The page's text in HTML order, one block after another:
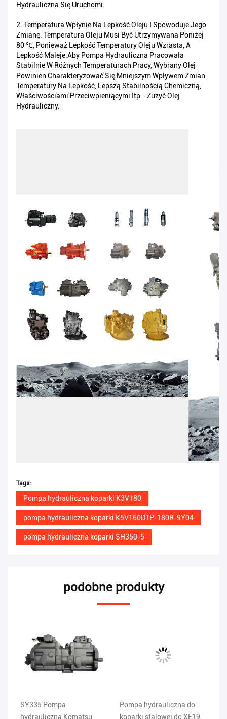
Hydrauliczna Się Uruchomi.
2. Temperatura Wpłynie Na Lepkość Oleju I Spowoduje Jego
Zmianę. Temperatura Oleju Musi Być Utrzymywana Poniżej
80 ℃, Ponieważ Lepkość Temperatury Oleju Wzrasta, A
Lepkość Maleje.Aby Pompa Hydrauliczna Pracowała
Stabilnie W Różnych Temperaturach Pracy, Wybrany Olej
Powinien Charakteryzować Się Mniejszym Wpływem Zmian
Temperatury Na Lepkość, Lepszą Stabilnością Chemiczną,
Właściwościami Przeciwpieniącymi Itp. -zużyć Olej
Hydrauliczny.
Tags:
Pompa hydrauliczna koparki K3V180
pompa hydrauliczna koparki K5V160DTP-180R-9Y04
pompa hydrauliczna koparki SH350-5
podobne produkty
SY335 Pompa
hydrauliczna Komatsu,
Pompa hydrauliczna do
koparki stalowej do XE195